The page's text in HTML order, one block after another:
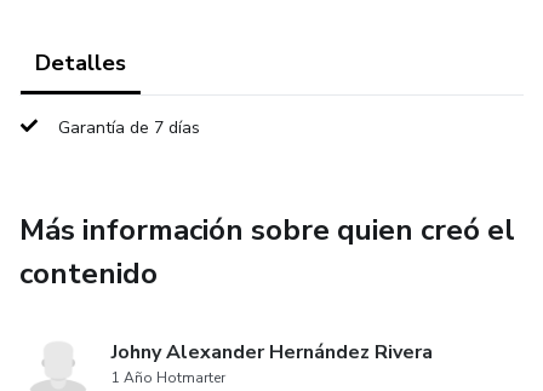
Detalles
Garantía de 7 días
Más información sobre quien creó el
contenido
Johny Alexander Hernández Rivera
1 Año Hotmarter